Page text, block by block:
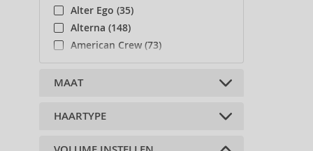
Alter Ego (35)
Alterna (148)
American Crew (73)
Amethyste Professional (1)
Amika (9)
Apothecary87 (5)
MAAT
15 ml (1)
HAARTYPE